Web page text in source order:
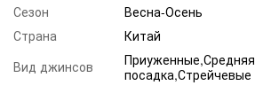
Сезон
Весна-Осень
Страна
Китай
Вид джинсов
Приуженные,Средняя
посадка,Стрейчевые